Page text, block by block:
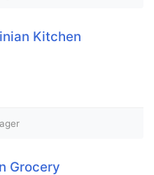
Kitchen
Grocery